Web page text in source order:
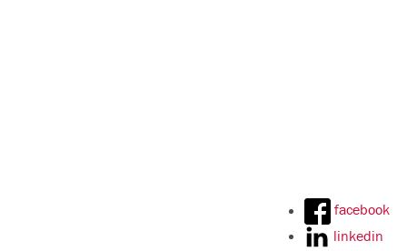
facebook
linkedin